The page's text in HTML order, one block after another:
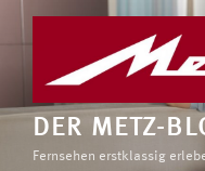
DER METZ-
Fernsehen erstklassig